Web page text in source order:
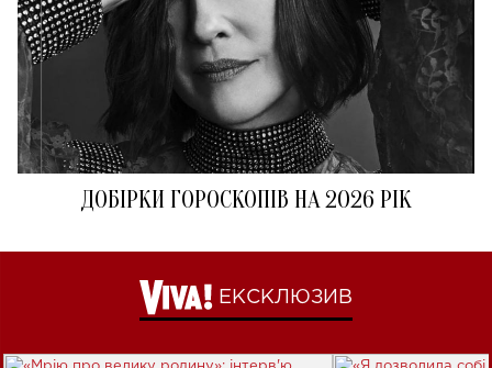
ДОБІРКИ ГОРОСКОПІВ НА 2026 РІК
ЕКСКЛЮЗИВ